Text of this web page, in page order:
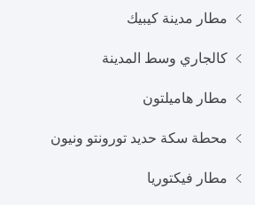
مطار مدينة كيبيك
كالجاري وسط المدينة
مطار هاميلتون
محطة سكة حديد تورونتو ونيون
مطار فيكتوريا